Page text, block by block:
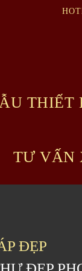
THIẾT
TƯ VẤN
ĐẸP